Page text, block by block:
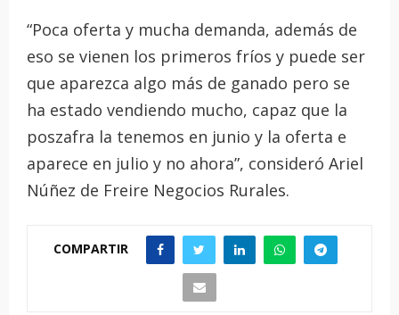
“Poca oferta y mucha demanda, además de
eso se vienen los primeros fríos y puede ser
que aparezca algo más de ganado pero se
ha estado vendiendo mucho, capaz que la
poszafra la tenemos en junio y la oferta e
aparece en julio y no ahora”, consideró Ariel
Núñez de Freire Negocios Rurales.
COMPARTIR